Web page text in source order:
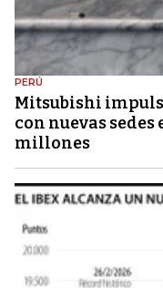
PERÚ
Mitsubishi
con nuevas sedes
millones